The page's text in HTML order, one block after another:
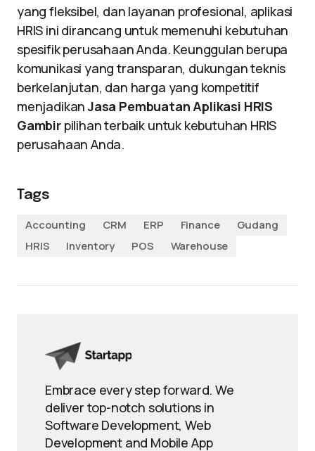
yang fleksibel, dan layanan profesional, aplikasi
HRIS ini dirancang untuk memenuhi kebutuhan
spesifik perusahaan Anda. Keunggulan berupa
komunikasi yang transparan, dukungan teknis
berkelanjutan, dan harga yang kompetitif
menjadikanJasa Pembuatan Aplikasi HRIS
Gambirpilihan terbaik untuk kebutuhan HRIS
perusahaan Anda.
Tags
Accounting
CRM ERP Finance
Gudang
HRIS
Inventory POS Warehouse
Embrace every step forward. We
deliver top-notch solutions in
Software Development, Web
Development and Mobile App